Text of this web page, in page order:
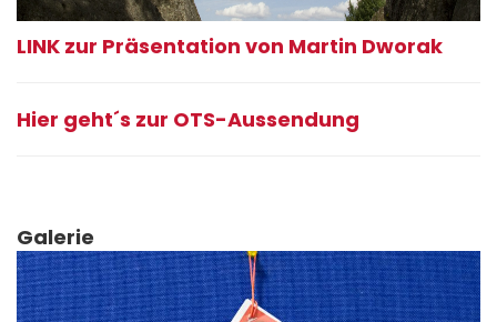
LINK zur Präsentation von Martin Dworak
Hier geht´s zur OTS-Aussendung
Galerie